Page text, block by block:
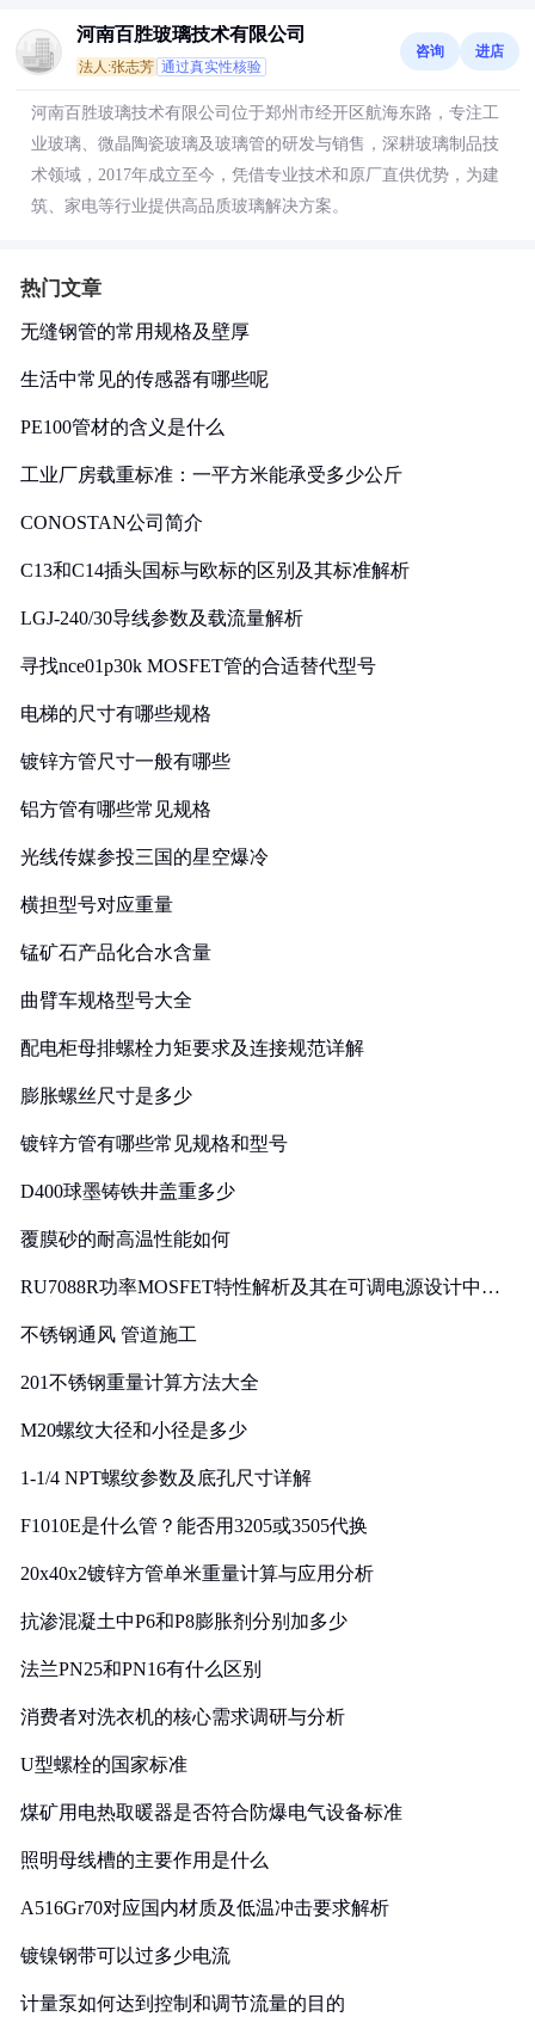
河南百胜玻璃技术有限公司
法人:张志芳 通过真实性核验
咨询 进店
河南百胜玻璃技术有限公司位于郑州市经开区航海东路，专注工
业玻璃、微晶陶瓷玻璃及玻璃管的研发与销售，深耕玻璃制品技
术领域，2017年成立至今，凭借专业技术和原厂直供优势，为建
筑、家电等行业提供高品质玻璃解决方案。
热门文章
无缝钢管的常用规格及壁厚
生活中常见的传感器有哪些呢
PE100管材的含义是什么
工业厂房载重标准：一平方米能承受多少公斤
CONOSTAN公司简介
C13和C14插头国标与欧标的区别及其标准解析
LGJ-240/30导线参数及载流量解析
寻找nce01p30k MOSFET管的合适替代型号
电梯的尺寸有哪些规格
镀锌方管尺寸一般有哪些
铝方管有哪些常见规格
光线传媒参投三国的星空爆冷
横担型号对应重量
锰矿石产品化合水含量
曲臂车规格型号大全
配电柜母排螺栓力矩要求及连接规范详解
膨胀螺丝尺寸是多少
镀锌方管有哪些常见规格和型号
D400球墨铸铁井盖重多少
覆膜砂的耐高温性能如何
RU7088R功率MOSFET特性解析及其在可调电源设计中的
不锈钢通风 管道施工
201不锈钢重量计算方法大全
M20螺纹大径和小径是多少
1-1/4 NPT螺纹参数及底孔尺寸详解
F1010E是什么管？能否用3205或3505代换
20x40x2镀锌方管单米重量计算与应用分析
抗渗混凝土中P6和P8膨胀剂分别加多少
法兰PN25和PN16有什么区别
消费者对洗衣机的核心需求调研与分析
U型螺栓的国家标准
煤矿用电热取暖器是否符合防爆电气设备标准
照明母线槽的主要作用是什么
A516Gr70对应国内材质及低温冲击要求解析
镀镍钢带可以过多少电流
计量泵如何达到控制和调节流量的目的